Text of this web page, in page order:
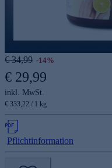
€ 34,99 -14%
€ 29,99
inkl. MwSt.
€ 333,22 / 1 kg
Pflichtinformation